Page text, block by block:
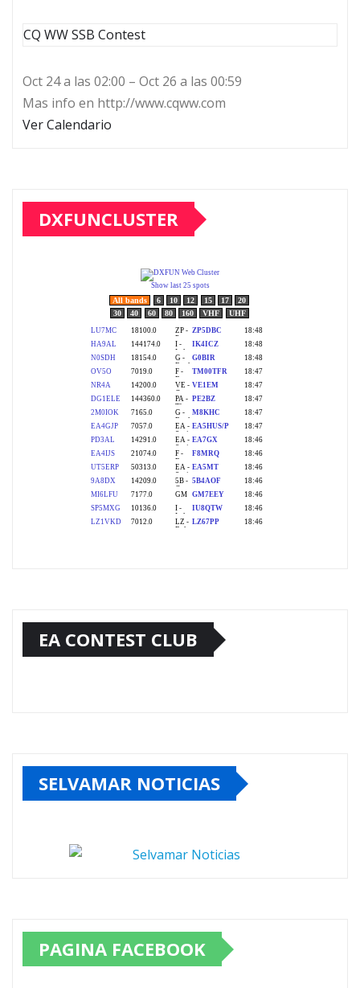
CQ WW SSB Contest
Oct 24 a las 02:00 – Oct 26 a las 00:59
Mas info en http://www.cqww.com
Ver Calendario
DXFUNCLUSTER
EA CONTEST CLUB
SELVAMAR NOTICIAS
PAGINA FACEBOOK